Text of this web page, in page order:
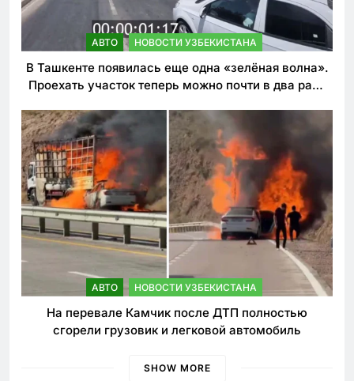
АВТО НОВОСТИ УЗБЕКИСТАНА
В Ташкенте появилась еще одна «зелёная волна».
Проехать участок теперь можно почти в два раза
АВТО НОВОСТИ УЗБЕКИСТАНА
На перевале Камчик после ДТП полностью
сгорели грузовик и легковой автомобиль
SHOW MORE